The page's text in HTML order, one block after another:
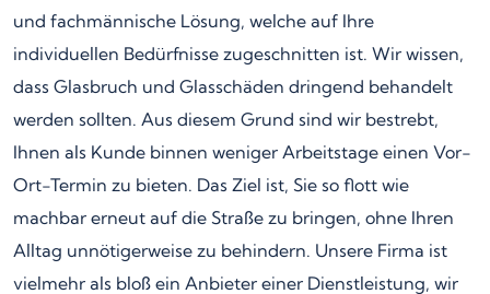
und fachmännische Lösung, welche auf Ihre
individuellen Bedürfnisse zugeschnitten ist. Wir wissen,
dass Glasbruch und Glasschäden dringend behandelt
werden sollten. Aus diesem Grund sind wir bestrebt,
Ihnen als Kunde binnen weniger Arbeitstage einen Vor-
Ort-Termin zu bieten. Das Ziel ist, Sie so flott wie
machbar erneut auf die Straße zu bringen, ohne Ihren
Alltag unnötigerweise zu behindern. Unsere Firma ist
vielmehr als bloß ein Anbieter einer Dienstleistung, wir